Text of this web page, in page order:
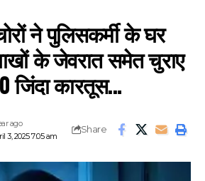
ने पुलिसकर्मी के घर
के जेवरात समेत चुराए
जिंदा कारतूस…
3, 2025 7:05 am
ago
Share